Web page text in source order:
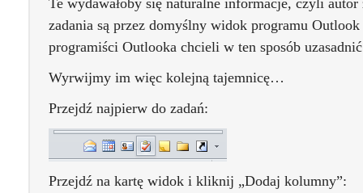
Te wydawałoby się naturalne informacje, czyli
zadania są przez domyślny widok programu
programiści Outlooka chcieli w ten sposób
Wyrwijmy im więc kolejną tajemnicę…
Przejdź najpierw do zadań:
Przejdź na kartę widok i kliknij „Dodaj kolumny”: